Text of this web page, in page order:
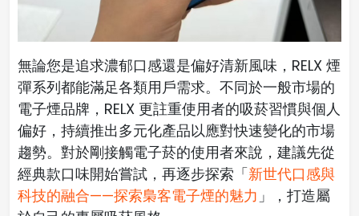
無論您是追求濃郁口感還是偏好清新風味，RELX 煙
彈系列都能滿足各類用戶需求。不同於一般市場的
電子煙品牌，RELX 更註重使用者的吸菸習慣與個人
偏好，持續推出多元化產品以應對快速變化的市場
趨勢。對於剛接觸電子菸的使用者來說，建議先從
經典款口味開始嘗試，再逐步探索「新世代口感與
科技的融合——探索梟客電子煙的魅力 」，打造屬